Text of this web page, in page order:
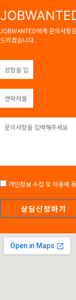
JOBWANTED에게 문의사항
드리겠습니다.
개인정보 수집 및 이용에
상담신청하기